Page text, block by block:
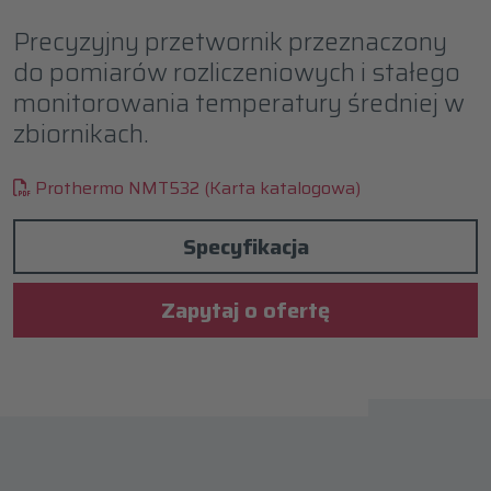
Precyzyjny przetwornik przeznaczony
do pomiarów rozliczeniowych i stałego
monitorowania temperatury średniej w
zbiornikach.
Prothermo NMT532 (Karta katalogowa)
Specyfikacja
Zapytaj o ofertę